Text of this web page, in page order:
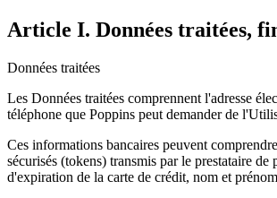
Article I. Données traitées,
Données traitées
Les Données traitées comprennent l'adresse
téléphone que Poppins peut demander de
Ces informations bancaires peuvent
sécurisés (tokens) transmis par le prestataire
d'expiration de la carte de crédit, nom et